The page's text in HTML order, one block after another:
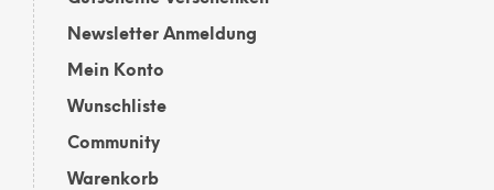
Newsletter Anmeldung
Mein Konto
Wunschliste
Community
Warenkorb